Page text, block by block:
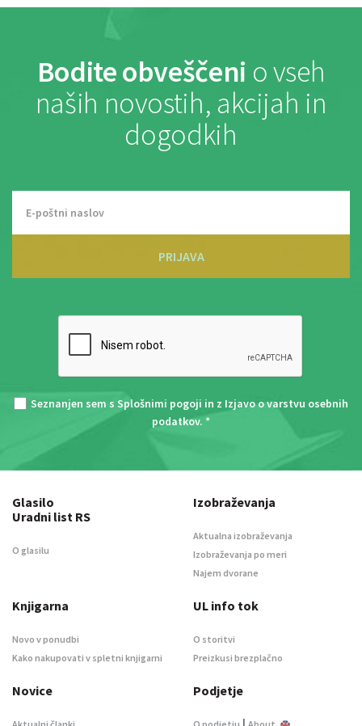
Bodite obveščeni o vseh
naših novostih, akcijah in
dogodkih
PRIJAVA
Seznanjen sem s Splošnimi pogoji in z Izjavo o varstvu osebnih
podatkov. *
Glasilo
Uradni list RS
O glasilu
Izobraževanja
Aktualna izobraževanja
Izobraževanja po meri
Najem dvorane
Knjigarna
Novo v ponudbi
Kako nakupovati v spletni knjigarni
UL info tok
O storitvi
Preizkusi brezplačno
Novice Podjetje